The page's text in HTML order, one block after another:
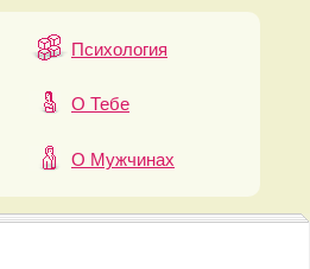
Психология
О Тебе
О Мужчинах